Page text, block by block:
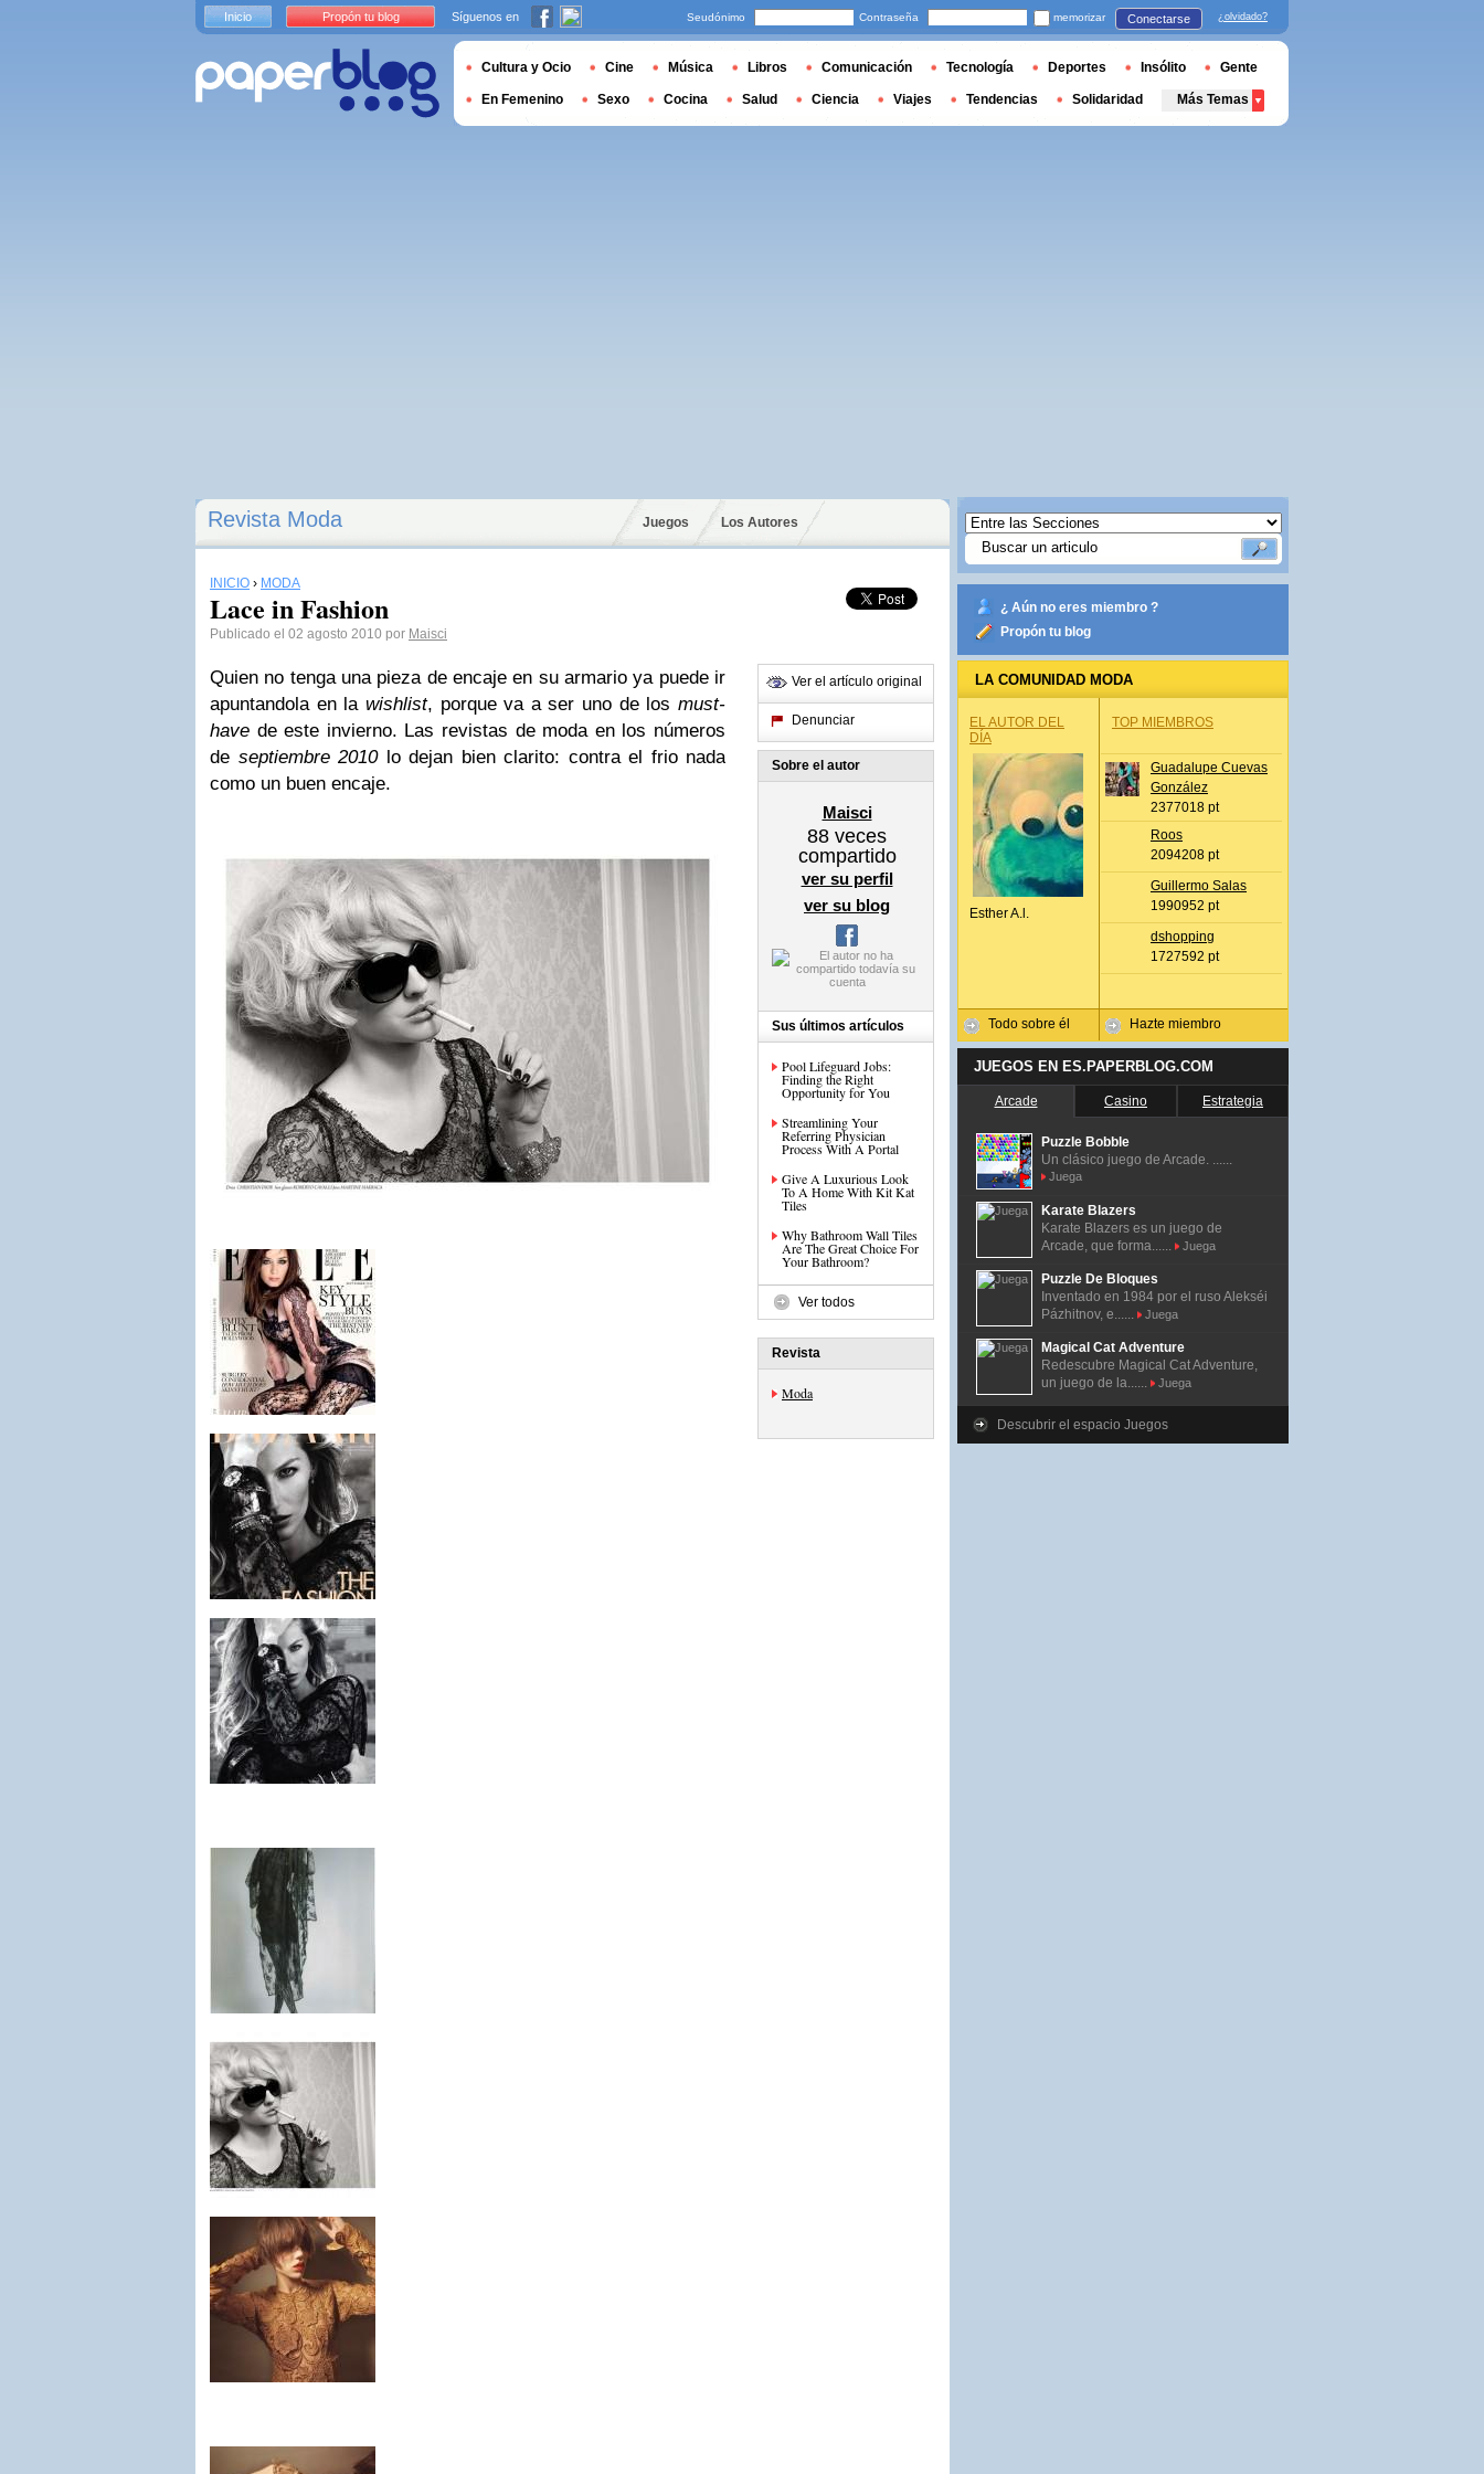
Revista Moda Juegos Los Autores
INICIO › MODA
Lace in Fashion
Publicado el 02 agosto 2010 por Maisci
Quien no tenga una pieza de encajeen su armario ya puede ir
apuntandola en la wishlist, porque va a ser uno de losmust-
have de este invierno. Las revistas de modaen los números
de septiembre 2010lo dejan bien clarito: contra el frio nada
como un buen encaje.
Ver el artículo original
Denunciar
Sobre el autor
Maisci
88 veces
compartido
ver su perfil
ver su blog
Sus últimos artículos
Pool Lifeguard Jobs:
Finding the Right
Opportunity for You
Streamlining Your
Referring Physician
Process With A Portal
Give A Luxurious Look
To A Home With Kit Kat
Tiles
Why Bathroom Wall Tiles
Are The Great Choice For
Your Bathroom?
Ver todos
Revista
Moda
¿ Aún no eres miembro ?
Propón tu blog
LA COMUNIDAD MODA
EL AUTOR DEL
DÍA
Esther A.l.
Todo sobre él
TOP MIEMBROS
Guadalupe Cuevas
González
2377018 pt
Roos
2094208 pt
Guillermo Salas
1990952 pt
dshopping
1727592 pt
Hazte miembro
JUEGOS EN ES.PAPERBLOG.COM
Arcade Casino Estrategia
Puzzle Bobble
Un clásico juego de Arcade. ......
Juega
Karate Blazers
Karate Blazers es un juego de
Arcade, que forma......
Juega
Puzzle De Bloques
Inventado en 1984 por el ruso Alekséi
Pázhitnov, e......
Juega
Magical Cat Adventure
Redescubre Magical Cat Adventure,
un juego de la......
Juega
Descubrir el espacio Juegos
Inicio Propón tu blog Síguenos en Seudónimo Contraseña memorizar Conectarse ¿olvidado?
Cultura y Ocio Cine Música Libros Comunicación Tecnología Deportes Insólito Gente
En Femenino Sexo Cocina Salud Ciencia Viajes Tendencias Solidaridad Más Temas